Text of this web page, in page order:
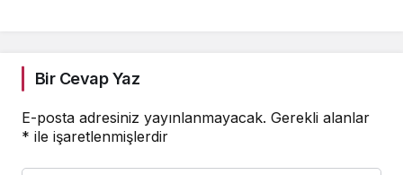
Bir Cevap Yaz
E-posta adresiniz yayınlanmayacak. Gerekli alanlar
* ile işaretlenmişlerdir